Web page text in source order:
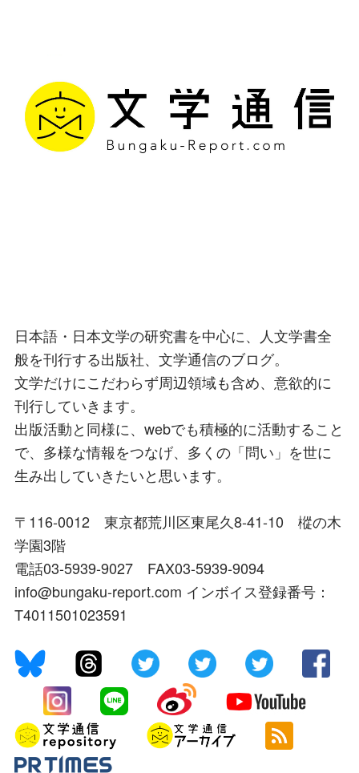
日本語・日本文学の研究書を中心に、人文学書全
般を刊行する出版社、文学通信のブログ。
文学だけにこだわらず周辺領域も含め、意欲的に
刊行していきます。
出版活動と同様に、webでも積極的に活動すること
で、多様な情報をつなげ、多くの「問い」を世に
生み出していきたいと思います。
〒116-0012 東京都荒川区東尾久8-41-10 樅の木
学園3階
電話03-5939-9027 FAX03-5939-9094
info@bungaku-report.com インボイス登録番号：
T4011501023591